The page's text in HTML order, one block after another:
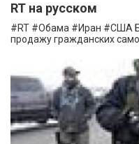
RT на русском
#RT #Обама #Иран #США
продажу гражданских